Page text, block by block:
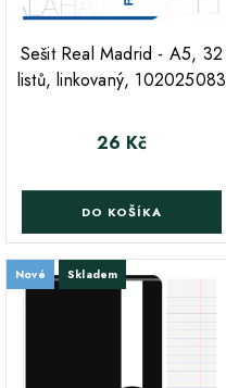
Sešit Real Madrid - A5, 32
listů, linkovaný, 102025083
Cena
26 Kč
DO KOŠÍKA
Nové Skladem